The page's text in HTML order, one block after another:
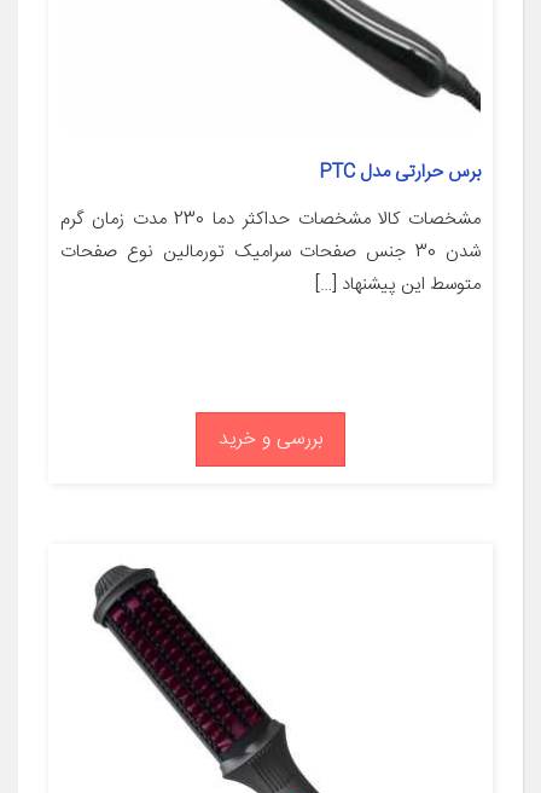
برس حرارتی مدل PTC
مشخصات کالا مشخصات حداکثر دما 230 مدت زمان گرم
شدن 30 جنس صفحات سرامیک تورمالین نوع صفحات
متوسط این پیشنهاد […]
بررسی و خرید